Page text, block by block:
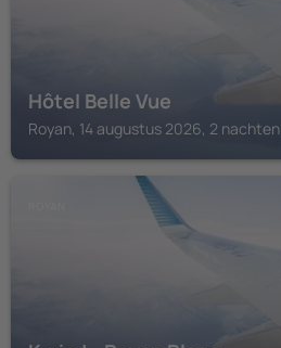
Hôtel Belle Vue
Royan, 14 augustus 2026, 2 nachten